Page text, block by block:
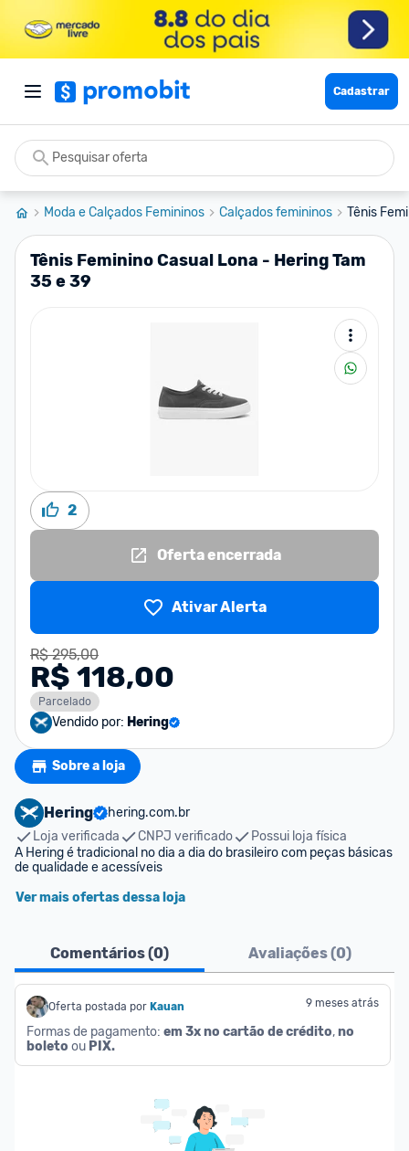
Cadastrar
Moda e Calçados Femininos Calçados femininos Tênis
Tênis Feminino Casual Lona - Hering Tam
35 e 39
2
Oferta encerrada
Ativar Alerta
R$ 295,00
R$ 118,00
Parcelado
Vendido por: Hering
Sobre a loja
Hering
hering.com.br
Loja verificada
CNPJ verificado
Possui loja física
A Hering é tradicional no dia a dia do brasileiro com peças básicas
de qualidade e acessíveis
Ver mais ofertas dessa loja
Comentários (0) Avaliações (0)
Oferta postada por Kauan 9 meses atrás
Formas de pagamento: em 3x no cartão de crédito, no
boleto ou PIX.